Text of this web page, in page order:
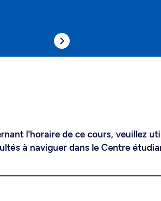
l'horaire de ce cours, veuillez
à naviguer dans le Centre